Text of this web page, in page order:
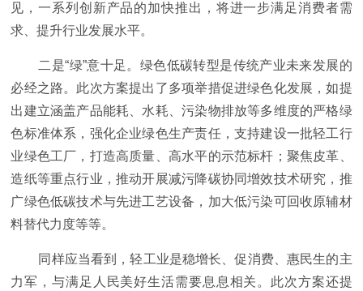
见，一系列创新产品的加快推出，将进一步满足消费者需
求、提升行业发展水平。
二是“绿”意十足。绿色低碳转型是传统产业未来发展的
必经之路。此次方案提出了多项举措促进绿色化发展，如提
出建立涵盖产品能耗、水耗、污染物排放等多维度的严格绿
色标准体系，强化企业绿色生产责任，支持建设一批轻工行
业绿色工厂，打造高质量、高水平的示范标杆；聚焦皮革、
造纸等重点行业，推动开展减污降碳协同增效技术研究，推
广绿色低碳技术与先进工艺设备，加大低污染可回收原辅材
料替代力度等等。
同样应当看到，轻工业是稳增长、促消费、惠民生的主
力军，与满足人民美好生活需要息息相关。此次方案还提